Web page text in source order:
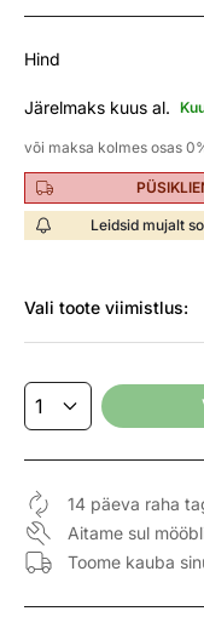
Hind
Järelmaks kuus al.
või maksa kolmes osas
Leidsid mujalt
Vali toote viimistlus:
14 päeva raha
Aitame sul
Toome kauba